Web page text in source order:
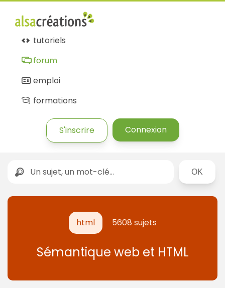
tutoriels
forum
emploi
formations
S'inscrire Connexion
Rechercher
html 5608 sujets
Sémantique web et HTML